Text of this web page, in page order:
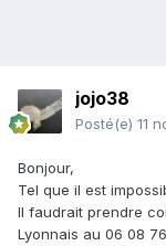
jojo38
Posté(e) 11
Bonjour,
Tel que il est
Il faudrait prendre
Lyonnais au 06 08